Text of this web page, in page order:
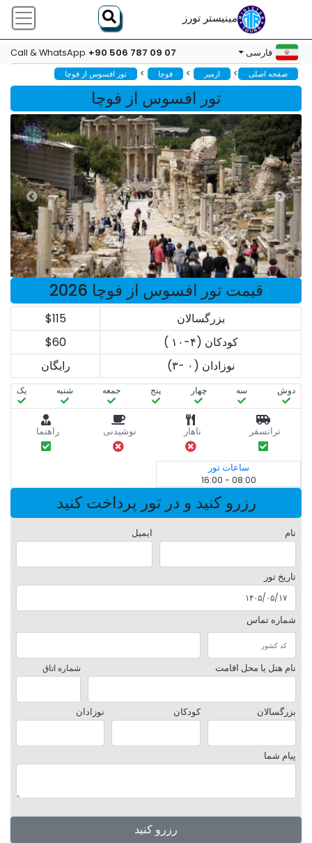
مینیستر تورز
فارسی Call & WhatsApp +90 506 787 09 07
صفحه اصلی > ازمیر > فوچا > تور افسوس از فوچا
تور افسوس از فوچا
قیمت تور افسوس از فوچا 2026
بزرگسالان
$115
کودکان (۴-۱۰ )
$60
نوزادان (۰ -۳)
رایگان
دوش سه‌ چهار پنج جمعه شنبه یک
ترانسفر ناهار نوشیدنی راهنما
ساعات تور
08:00 - 16:00
رزرو کنید و در تور پرداخت کنید
نام ایمیل
تاریخ تور
شماره تماس
نام هتل یا محل اقامت شماره اتاق
بزرگسالان کودکان نوزادان
پیام شما
رزرو کنید